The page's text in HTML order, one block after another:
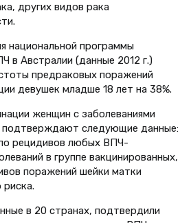
других видов рака
национальной программы
в Австралии (данные 2012 г.)
предраковых поражений
девушек младше 18 лет на 38%.
женщин с заболеваниями
подтверждают следующие данные:
рецидивов любых ВПЧ-
в группе вакцинированных,
поражений шейки матки
риска.
в 20 странах, подтвердили